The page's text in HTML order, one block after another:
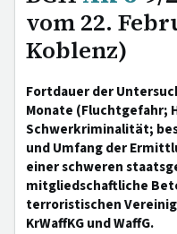
vom 22.
Koblenz)
Fortdauer der
Monate (Fluchtgefahr;
Schwerkriminalität;
und Umfang der
einer schweren
mitgliedschaftliche
terroristischen
KrWaffKG und WaffG.